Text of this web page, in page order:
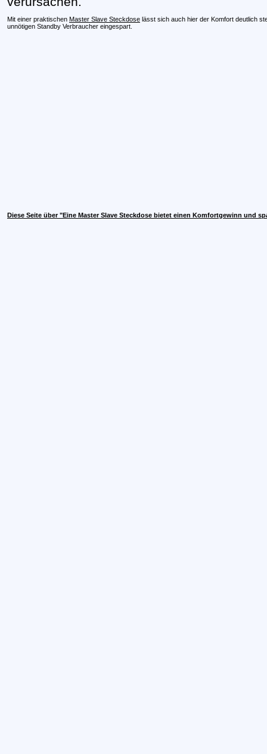
Mit einer praktischen Master Slave Steckdose lässt sich auch hier der Komfort deutlich
unnötigen Standby Verbraucher eingespart.
Diese Seite über "Eine Master Slave Steckdose bietet einen Komfortgewinn und